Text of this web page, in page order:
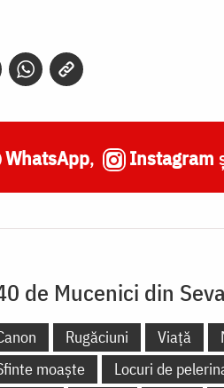
WhatsApp, Instagram
de Mucenici din
Rugăciuni Viață
moaște
Locuri de